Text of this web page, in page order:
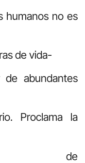
humanos no es
de vida-
abundantes
Proclama la
de